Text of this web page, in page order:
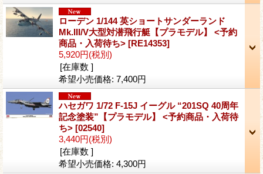
ローデン 1/144 英ショートサンダーランド
Mk.III/V大型対潜飛行艇【プラモデル】 <予約
商品・入荷待ち> [RE14353]
5,920円(税別)
[在庫数 ]
希望小売価格: 7,400円
ハセガワ 1/72 F-15J イーグル “201SQ 40周年
記念塗装”【プラモデル】 <予約商品・入荷待
ち> [02540]
3,440円(税別)
[在庫数 ]
希望小売価格: 4,300円